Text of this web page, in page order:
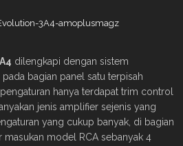
dilengkapi dengan sistem
bagian panel satu terpisah
hanya terdapat trim control
jenis amplifier sejenis yang
yang cukup banyak, di bagian
masukan model RCA sebanyak 4